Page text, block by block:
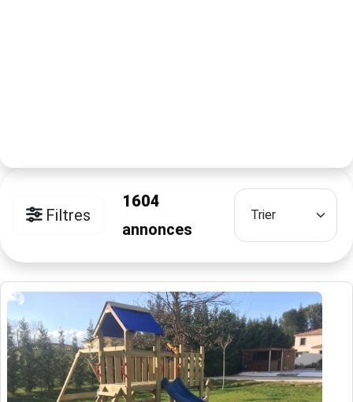
Filtres
1604
annonces